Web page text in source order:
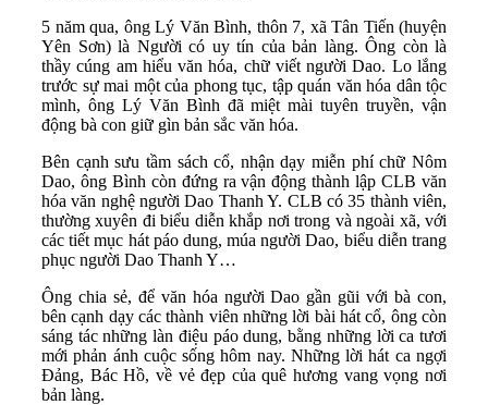
5 năm qua, ông Lý Văn Bình, thôn 7, xã Tân Tiến (huyện
Yên Sơn) là Người có uy tín của bản làng. Ông còn là
thầy cúng am hiểu văn hóa, chữ viết người Dao. Lo lắng
trước sự mai một của phong tục, tập quán văn hóa dân tộc
mình, ông Lý Văn Bình đã miệt mài tuyên truyền, vận
động bà con giữ gìn bản sắc văn hóa.
Bên cạnh sưu tầm sách cổ, nhận dạy miễn phí chữ Nôm
Dao, ông Bình còn đứng ra vận động thành lập CLB văn
hóa văn nghệ người Dao Thanh Y. CLB có 35 thành viên,
thường xuyên đi biểu diễn khắp nơi trong và ngoài xã, với
các tiết mục hát páo dung, múa người Dao, biểu diễn trang
phục người Dao Thanh Y…
Ông chia sẻ, để văn hóa người Dao gần gũi với bà con,
bên cạnh dạy các thành viên những lời bài hát cổ, ông còn
sáng tác những làn điệu páo dung, bằng những lời ca tươi
mới phản ánh cuộc sống hôm nay. Những lời hát ca ngợi
Đảng, Bác Hồ, về vẻ đẹp của quê hương vang vọng nơi
bản làng.